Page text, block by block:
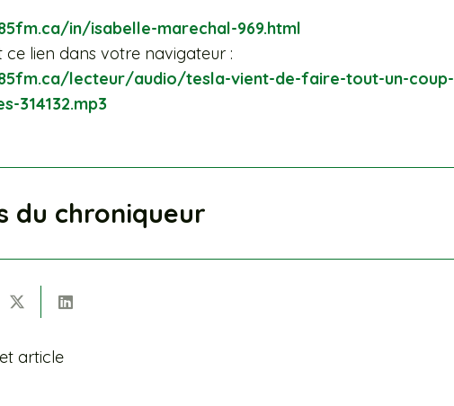
in/isabelle-marechal-969.html
lien dans votre navigateur :
lecteur/audio/tesla-vient-de-faire-tout-un-coup-
314132.mp3
du chroniqueur
article